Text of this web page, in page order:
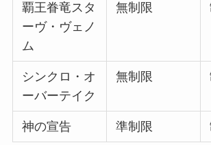
覇王眷竜スタ
ーヴ・ヴェノ
ム
無制限
シンクロ・オ
ーバーテイク
無制限
神の宣告 準制限